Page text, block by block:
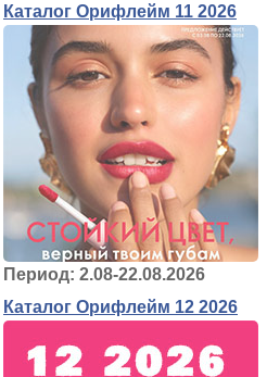
Каталог Орифлейм 11 2026
Период: 2.08-22.08.2026
Каталог Орифлейм 12 2026